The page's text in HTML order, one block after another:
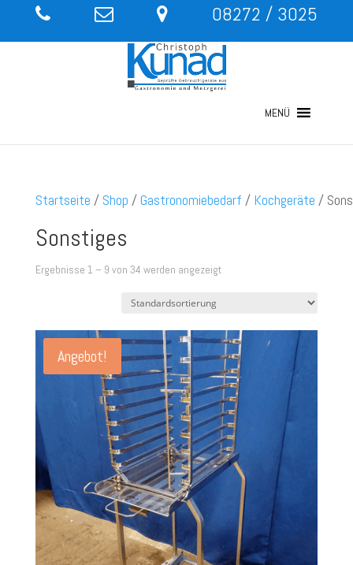
08272 / 3025
MENÜ
Startseite / Shop /Gastronomiebedarf / Kochgeräte /
Sonstiges
Ergebnisse 1 – 9 von 34 werden angezeigt
Angebot!